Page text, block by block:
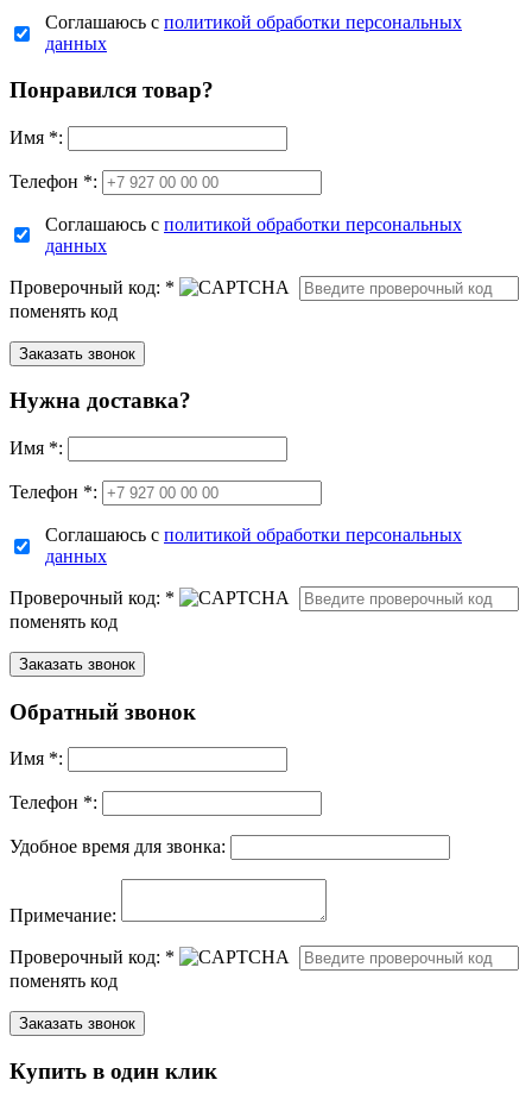
Соглашаюсь с политикой обработки персональных
данных
Понравился товар?
Имя *:
Телефон *:
Соглашаюсь с политикой обработки персональных
данных
Проверочный код: *
поменять код
Нужна доставка?
Имя *:
Телефон *:
Соглашаюсь с политикой обработки персональных
данных
Проверочный код: *
поменять код
Обратный звонок
Имя *:
Телефон *:
Удобное время для звонка:
Примечание:
Проверочный код: *
поменять код
Купить в один клик